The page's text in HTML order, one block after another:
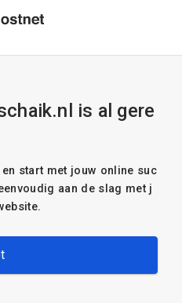
is al gere
start met jouw online suc
aan de slag met j